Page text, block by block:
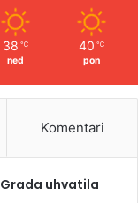
38 ℃
ned
40 ℃
pon
Komentari
uhvatila